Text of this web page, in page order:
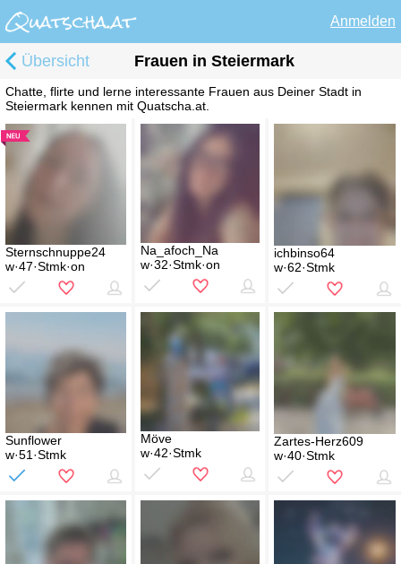
Anmelden
Übersicht Frauen in Steiermark
Chatte, flirte und lerne interessante Frauen aus Deiner Stadt in
Steiermark kennen mit Quatscha.at.
Sternschnuppe24
w·47·Stmk·on
Na_afoch_Na
w·32·Stmk·on
ichbinso64
w·62·Stmk
Sunflower
w·51·Stmk
Möve
w·42·Stmk
Zartes-Herz609
w·40·Stmk